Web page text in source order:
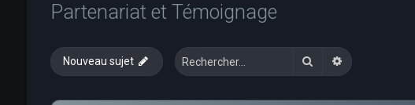
Partenariat et Témoignage
Nouveau sujet RechercherRecherche